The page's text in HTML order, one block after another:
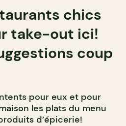
chics
take-out ici!
coup
pour eux et pour
les plats du menu
d’épicerie!